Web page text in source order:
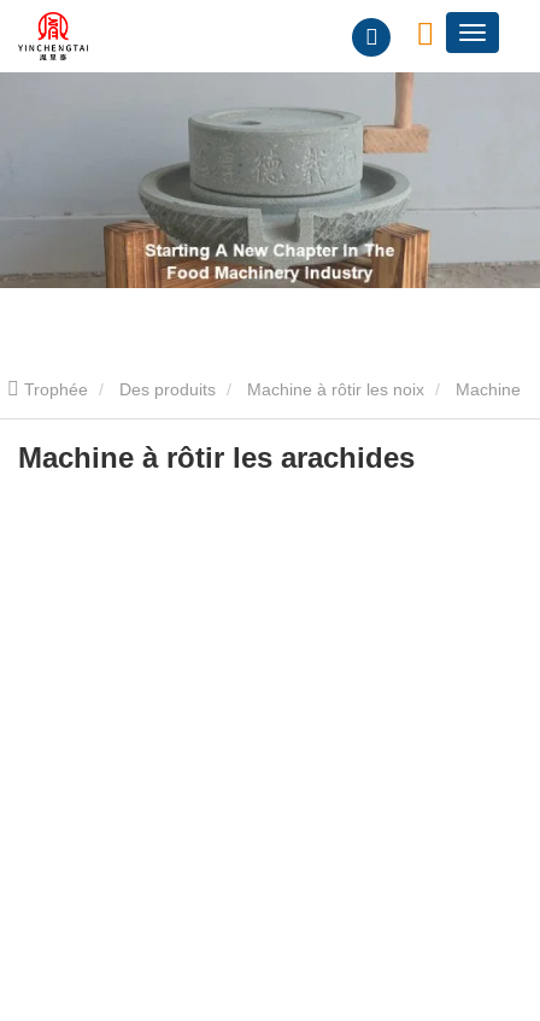
Trophée Des produits Machine à rôtir les noix Machine
à rôtir les noix Machine à rôtir les arachides
Machine à rôtir les arachides